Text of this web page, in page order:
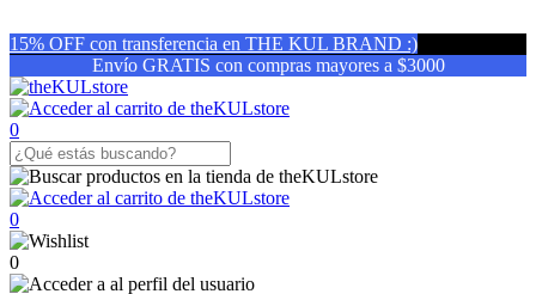
15% OFF con transferencia en THE KUL BRAND :)
Envío GRATIS con compras mayores a $3000
0
0
0